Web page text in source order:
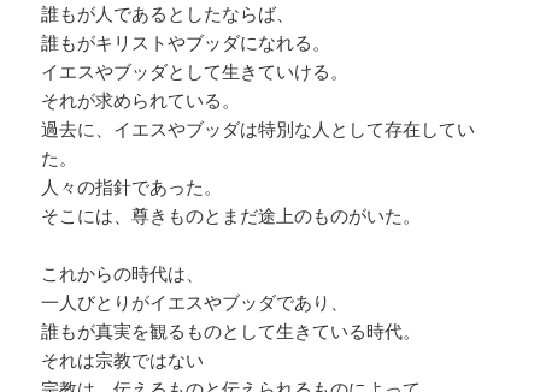
誰もが人であるとしたならば、
誰もがキリストやブッダになれる。
イエスやブッダとして生きていける。
それが求められている。
過去に、イエスやブッダは特別な人として存在してい
た。
人々の指針であった。
そこには、尊きものとまだ途上のものがいた。
これからの時代は、
一人びとりがイエスやブッダであり、
誰もが真実を観るものとして生きている時代。
それは宗教ではない